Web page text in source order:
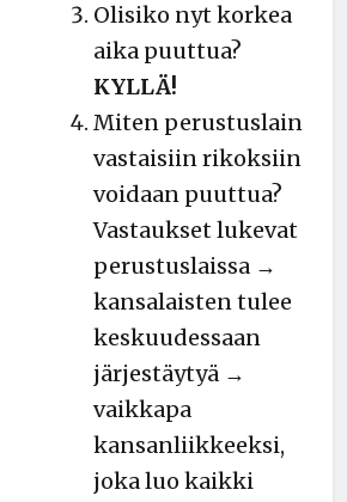
Olisiko nyt korkea
aika puuttua?
KYLLÄ!
Miten perustuslain
vastaisiin rikoksiin
voidaan puuttua?
Vastaukset lukevat
perustuslaissa →
kansalaisten tulee
keskuudessaan
järjestäytyä →
vaikkapa
kansanliikkeeksi,
joka luo kaikki